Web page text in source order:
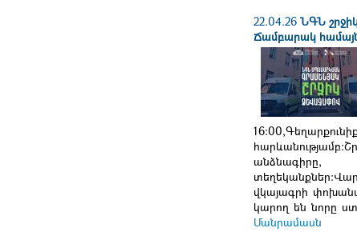
22.04.26 ՆԳՆ
Ճամբարակ
վկայագրի
կարող են նորը
Մանրամասն